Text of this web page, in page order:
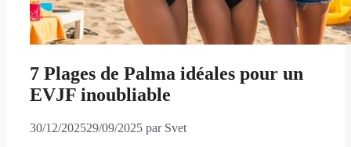
7 Plages de Palma idéales pour un
EVJF inoubliable
30/12/202529/09/2025 par Svet